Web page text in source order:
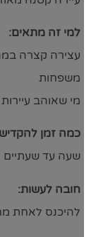
למי זה מתאים:
עצירה קצרה
משפחות
מי שאוהב עיירות
כמה זמן להקדיש:
שעה עד שעתיים
חובה לעשות:
להיכנס לאחת